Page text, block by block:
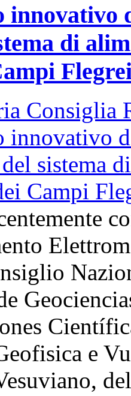
innovativo
di
Consiglia
e